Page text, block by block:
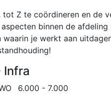
tot Z te coördineren en de
binnen de
je werkt aan
Infra
6.000 - 7.000